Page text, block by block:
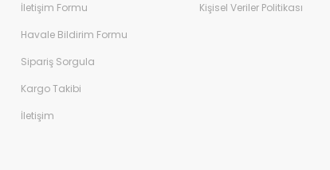
İletişim Formu
Havale Bildirim Formu
Sipariş Sorgula
Kargo Takibi
İletişim
Kişisel Veriler Politikası